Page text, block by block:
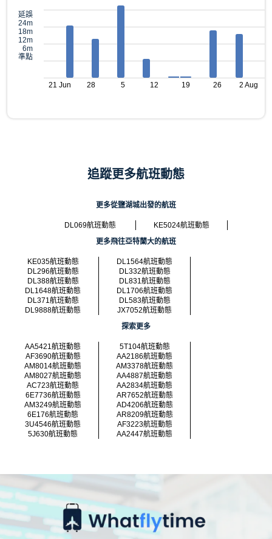
延誤
24m
18m
12m
6m
準點
21 Jun 28 5 12 19 26 2 Aug
追蹤更多航班動態
更多從鹽湖城出發的航班
DL069航班動態
KE5024航班動態
更多飛往亞特蘭大的航班
KE035航班動態
DL1564航班動態
DL296航班動態
DL332航班動態
DL388航班動態
DL831航班動態
DL1648航班動態
DL1706航班動態
DL371航班動態
DL583航班動態
DL9888航班動態
JX7052航班動態
探索更多
AA5421航班動態
5T104航班動態
AF3690航班動態
AA2186航班動態
AM8014航班動態
AM3378航班動態
AM8027航班動態
AA4887航班動態
AC723航班動態
AA2834航班動態
6E7736航班動態
AR7652航班動態
AM3249航班動態
AD4206航班動態
6E176航班動態
AR8209航班動態
3U4546航班動態
AF3223航班動態
5J630航班動態
AA2447航班動態